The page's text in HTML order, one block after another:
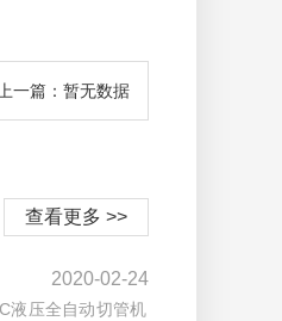
上一篇：暂无数据
查看更多 >>
2020-02-24
液压全自动切管机